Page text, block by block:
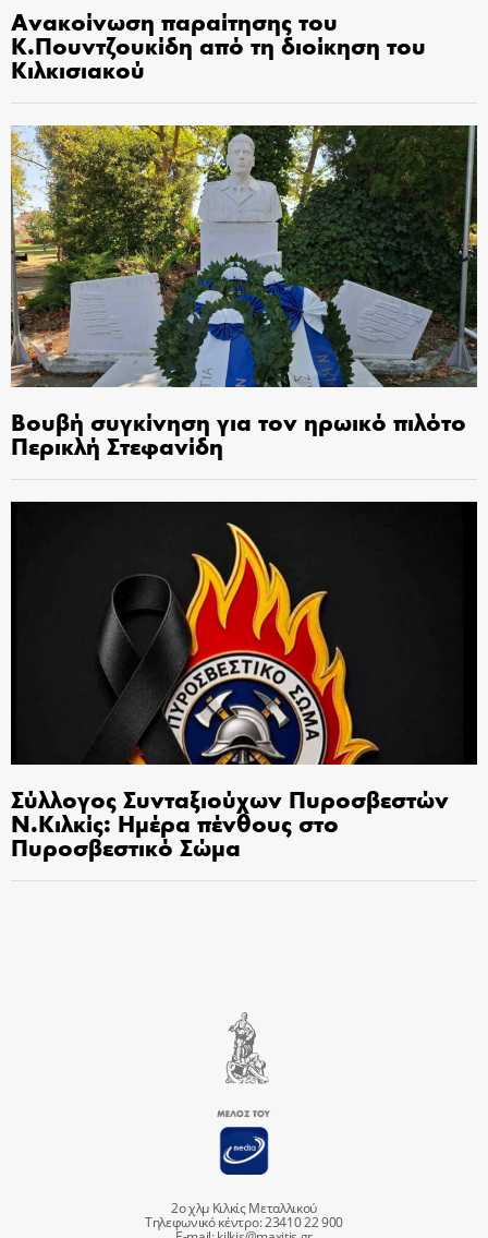
Ανακοίνωση παραίτησης του
Κ.Πουντζουκίδη από τη διοίκηση του
Κιλκισιακού
Βουβή συγκίνηση για τον ηρωικό πιλότο
Περικλή Στεφανίδη
Σύλλογος Συνταξιούχων Πυροσβεστών
Ν.Κιλκίς: Ημέρα πένθους στο
Πυροσβεστικό Σώμα
2ο χλμ Κιλκίς Μεταλλικού
Τηλεφωνικό κέντρο: 23410 22 900